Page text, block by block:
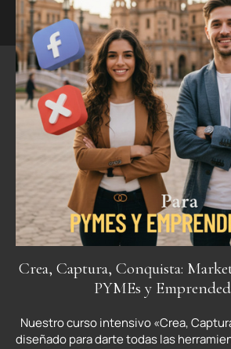
Crea, Captura, Conquista:
PYMEs y
Nuestro curso intensivo «Crea,
diseñado para darte todas las